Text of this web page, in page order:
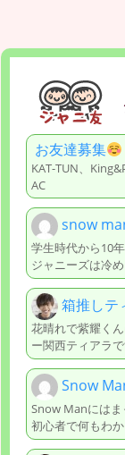
お友達募集
KAT-TUN、
AC
snow
学生時代から10
ジャニーズは冷
箱推しテ
花晴れで紫耀く
ー関西ティアラ
Snow
Snow Manには
初心者で何もわ